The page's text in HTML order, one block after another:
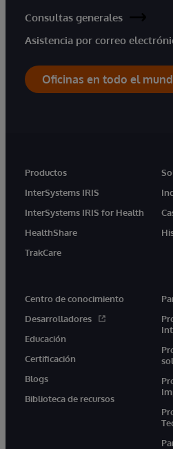
Consultas generales
Asistencia por correo
Oficinas en todo el
Productos
InterSystems IRIS
InterSystems IRIS for Health
HealthShare
TrakCare
Centro de conocimiento
Desarrolladores
Educación
Certificación
Blogs
Biblioteca de recursos